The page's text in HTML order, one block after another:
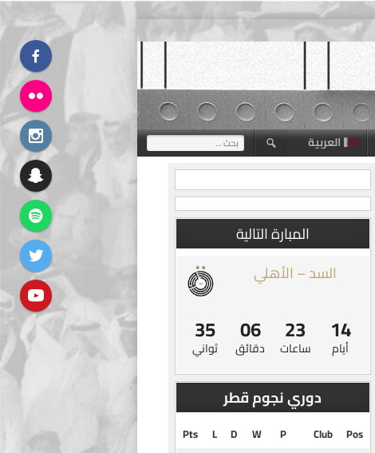
العربية البحث
عن:
المبارة التالية
السد – الأهلي
14
أيام
23
ساعات
06
دقائق
34
ثواني
دوري نجوم قطر
Pos
Club
P
W
D
L
Pts